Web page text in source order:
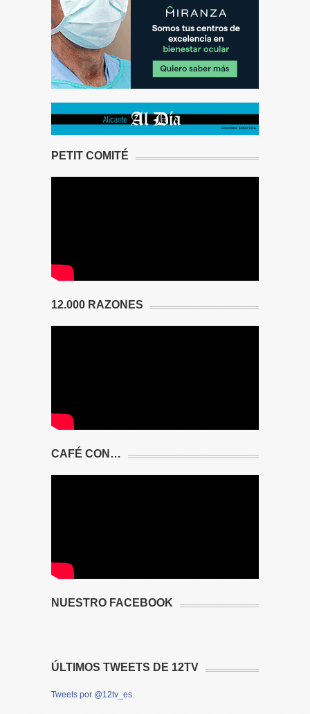
PETIT COMITÉ
12.000 RAZONES
CAFÉ CON…
NUESTRO FACEBOOK
ÚLTIMOS TWEETS DE 12TV
Tweets por @12tv_es